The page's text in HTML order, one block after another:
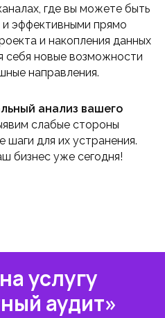
где вы можете быть
эффективными прямо
и накопления данных
себя новые возможности
направления.
анализ вашего
слабые стороны
для их устранения.
бизнес уже сегодня!
услугу
аудит»